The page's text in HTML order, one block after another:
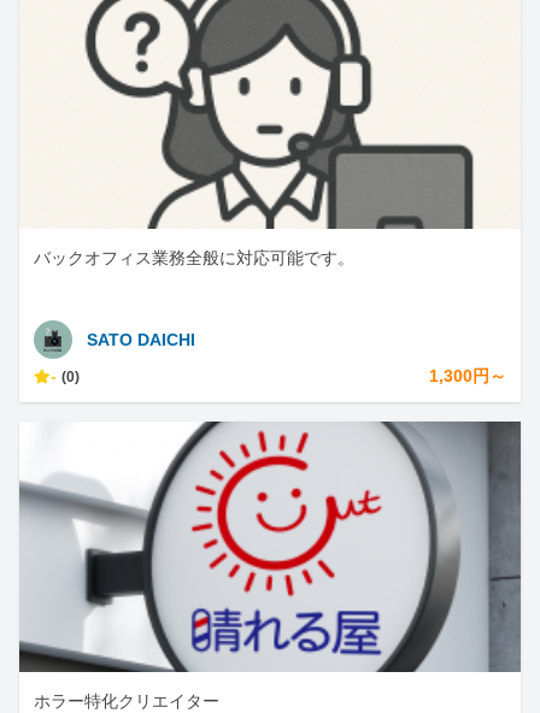
バックオフィス業務全般に対応可能です。
SATO DAICHI
- (0) 1,300円～
ホラー特化クリエイター